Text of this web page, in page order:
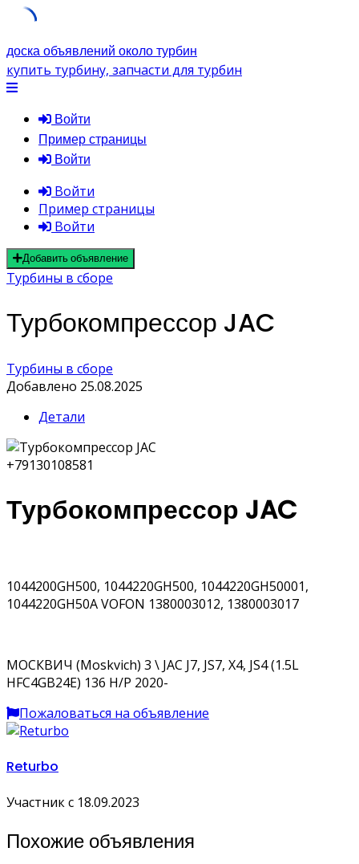
Skip
to
content
доска объявлений около турбин
купить турбину, запчасти для турбин
Войти
Пример страницы
Войти
Войти
Пример страницы
Войти
Добавить объявление
Турбины в сборе
Турбокомпрессор JAC
Турбины в сборе
Добавлено 25.08.2025
Детали
+79130108581
Турбокомпрессор JAC
1044200GH500, 1044220GH500, 1044220GH50001,
1044220GH50A VOFON 1380003012, 1380003017
МОСКВИЧ (Moskvich) 3 \ JAC J7, JS7, X4, JS4 (1.5L
HFC4GB24E) 136 H/P 2020-
Пожаловаться на объявление
Returbo
Участник с 18.09.2023
Похожие объявления